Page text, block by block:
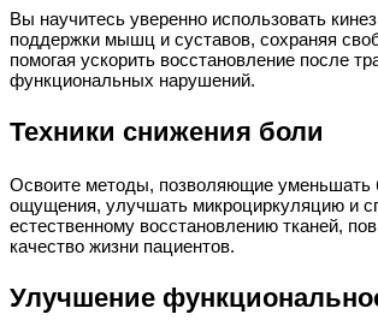
Вы научитесь уверенно использовать
поддержки мышц и суставов, сохраняя
помогая ускорить восстановление после
функциональных нарушений.
Техники снижения боли
Освоите методы, позволяющие уменьшать
ощущения, улучшать микроциркуляцию и
естественному восстановлению тканей,
качество жизни пациентов.
Улучшение